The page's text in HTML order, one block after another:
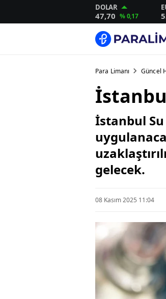
DOLAR
47,70 % 0,17
Para Limanı Güncel
İstanbul Su
gelecek.
08 Kasım 2025 11:04